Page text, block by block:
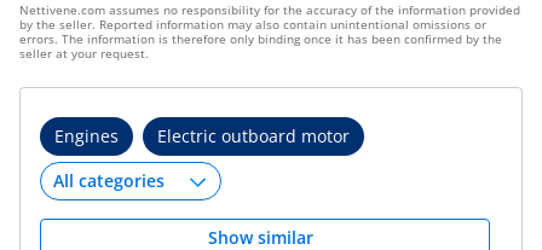
Nettivene.com assumes no responsibility for the accuracy of the information provided
by the seller. Reported information may also contain unintentional omissions or
errors. The information is therefore only binding once it has been confirmed by the
seller at your request.
Engines Electric outboard motor
Show similar